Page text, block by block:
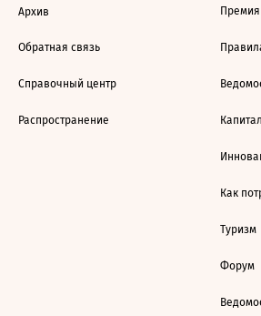
Архив
Обратная связь
Справочный центр
Распространение Капитал
Как
Туризм
Форум